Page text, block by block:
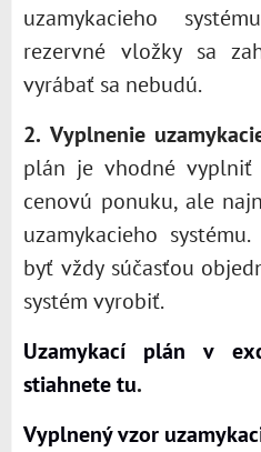
uzamykacieho
rezervné vložky sa
vyrábať sa nebudú.
2. Vyplnenie
plán je vhodné vyplniť
cenovú ponuku, ale
uzamykacieho
byť vždy súčasťou
systém vyrobiť.
Uzamykací plán v
stiahnete tu.
Vyplnený vzor